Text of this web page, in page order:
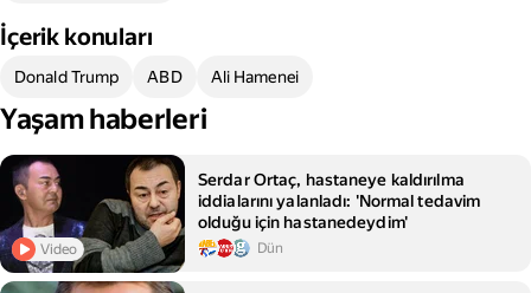
İçerik konuları
Donald Trump ABD Ali Hamenei
Yaşam haberleri
Video
Serdar Ortaç, hastaneye kaldırılma
iddialarını yalanladı: 'Normal tedavim
olduğu için hastanedeydim'
Dün